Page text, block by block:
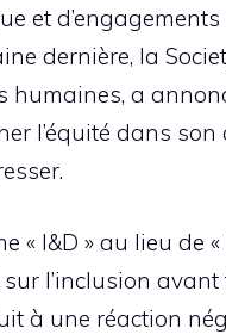
et
dernière, la
a
l’équité dans son
« I&D » au lieu de
l’inclusion
à une réaction